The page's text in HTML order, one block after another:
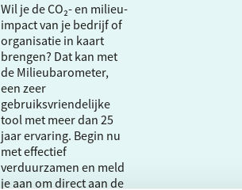
Wil je de CO₂- en milieu-
impact van je bedrijf of
organisatie in kaart
brengen? Dat kan met
de Milieubarometer,
een zeer
gebruiksvriendelijke
tool met meer dan 25
jaar ervaring. Begin nu
met effectief
verduurzamen en meld
je aan om direct aan de